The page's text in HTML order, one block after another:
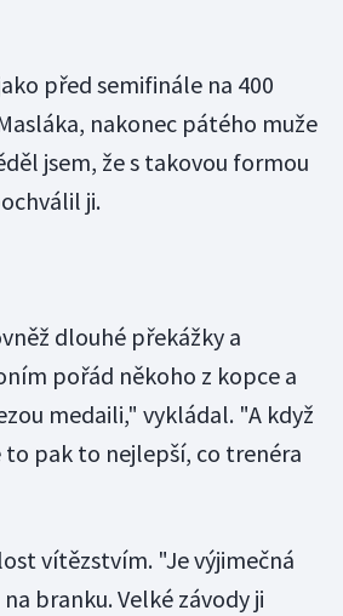
před semifinále na 400
nakonec pátého muže
jsem, že s takovou formou
ji.
dlouhé překážky a
pořád někoho z kopce a
medaili," vykládal. "A když
to pak to nejlepší, co trenéra
vítězstvím. "Je výjimečná
branku. Velké závody ji